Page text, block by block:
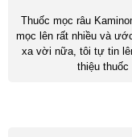
Thuốc mọc râu
mọc lên rất nhiều và
xa vời nữa, tôi tự tin
thiệu thuốc